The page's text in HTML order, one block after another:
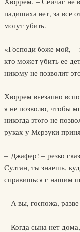
падишаха нет, за все
могут убить.
«Господи боже мой, –
кто может убить ее
никому не позволит
Хюррем внезапно
я не позволю, чтобы
никогда этого не
руках у Мерзуки
– Джафер! – резко
Султан, ты знаешь,
справишься с нашим
– А вы, госпожа,
– Когда сына нет